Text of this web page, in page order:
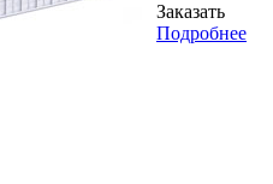
Заказать
Подробнее